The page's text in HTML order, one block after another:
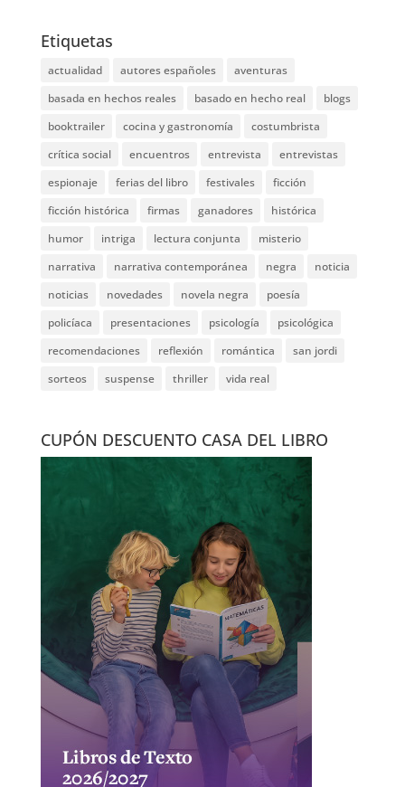
Etiquetas
actualidad autores españoles
aventuras
basada en hechos reales
basado en hecho real
blogs
booktrailer
cocina y gastronomía
costumbrista
crítica social
encuentros entrevista
entrevistas
espionaje
ferias del libro festivales
ficción
ficción histórica
firmas ganadores
histórica
humor
intriga lectura conjunta
misterio
narrativa
narrativa contemporánea negra
noticia
noticias
novedades novela negra
poesía
policíaca
presentaciones psicología
psicológica
recomendaciones
reflexión romántica
san jordi
sorteos
suspense thriller vida real
CUPÓN DESCUENTO CASA DEL LIBRO